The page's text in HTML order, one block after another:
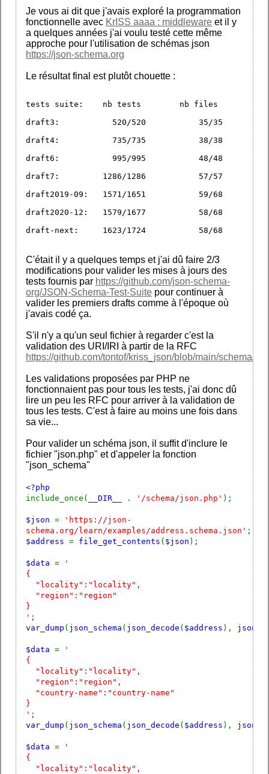
Je vous ai dit que j'avais exploré la programmation
fonctionnelle avec KrISS aaaa : middleware et il y
a quelques années j'ai voulu testé cette même
approche pour l'utilisation de schémas json
https://json-schema.org
Le résultat final est plutôt chouette :
tests suite:	nb tests	nb files
draft3: 	  520/520	    35/35
draft4: 	  735/735	    38/38
draft6: 	  995/995	    48/48
draft7: 	1286/1286	    57/57
draft2019-09: 	1571/1651	    59/68
draft2020-12: 	1579/1677	    58/68
draft-next: 	1623/1724	    58/68
C'était il y a quelques temps et j'ai dû faire 2/3
modifications pour valider les mises à jours des
tests fournis par https://github.com/json-schema-
org/JSON-Schema-Test-Suite pour continuer à
valider les premiers drafts comme à l'époque où
j'avais codé ça.
S'il n'y a qu'un seul fichier à regarder c'est la
validation des URI/IRI à partir de la RFC
https://github.com/tontof/kriss_json/blob/main/schema/
Les validations proposées par PHP ne
fonctionnaient pas pour tous les tests, j'ai donc dû
lire un peu les RFC pour arriver à la validation de
tous les tests. C'est à faire au moins une fois dans
sa vie...
Pour valider un schéma json, il suffit d'inclure le
fichier "json.php" et d'appeler la fonction
"json_schema"
<?php
include_once(
__DIR__ . '/schema/json.php' );
$json =
'https://json-
schema.org/learn/examples/address.schema.json' ;
$address = file_get_contents ( $json );
$data =
'
{
"locality":"locality",
"region":"region"
}
' ;
var_dump ( json_schema ( json_decode ( $address ),
$data =
'
{
"locality":"locality",
"region":"region",
"country-name":"country-name"
}
' ;
var_dump ( json_schema ( json_decode ( $address ),
$data =
'
{
"locality":"locality",